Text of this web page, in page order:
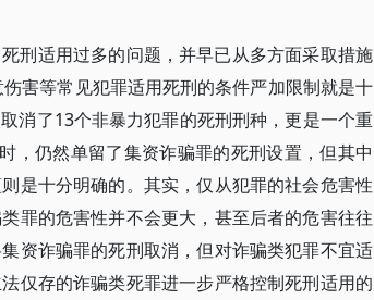
刑适用过多的问题，并早已从多方面采取措施
害等常见犯罪适用死刑的条件严加限制就是十
消了13个非暴力犯罪的死刑刑种，更是一个重
，仍然单留了集资诈骗罪的死刑设置，但其中
是十分明确的。其实，仅从犯罪的社会危害性
罪的危害性并不会更大，甚至后者的危害往往
资诈骗罪的死刑取消，但对诈骗类犯罪不宜适
仅存的诈骗类死罪进一步严格控制死刑适用的